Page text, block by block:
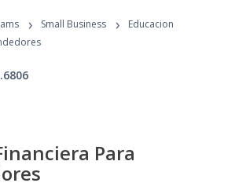
Programs
› Small Business ›
Educacion
Para